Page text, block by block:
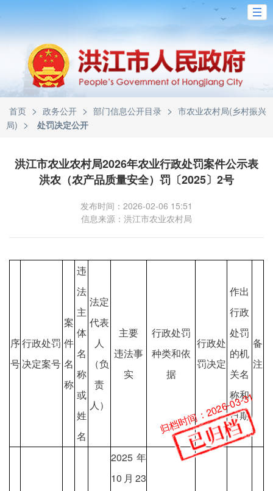
首页 > 政务公开 > 部门信息公开目录 > 市农业农村局(乡村振兴
局) > 处罚决定公开
洪江市农业农村局2026年农业行政处罚案件公示表
洪农（农产品质量安全）罚〔2025〕2号
发布时间：2026-02-06 15:51
信息来源：洪江市农业农村局
序
号
行政处罚
决定案号
案
件
名
称
违
法
主
体
名
称
或
姓
名
法定
代表
人
（负
责
人）
主要
违法事
实
行政处罚
种类和依
据
行政处
罚决定
作出
行政
处罚
的机
关名
称和
日期
备
注
2025年
10月23
归档时间：2026-03-31